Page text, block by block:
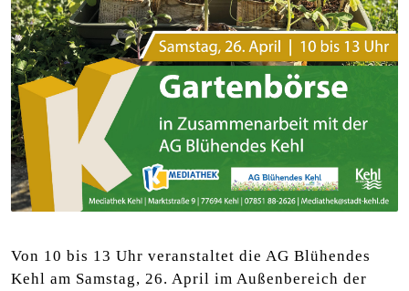
Von 10 bis 13 Uhr veranstaltet die AG Blühendes
Kehl am Samstag, 26. April im Außenbereich der